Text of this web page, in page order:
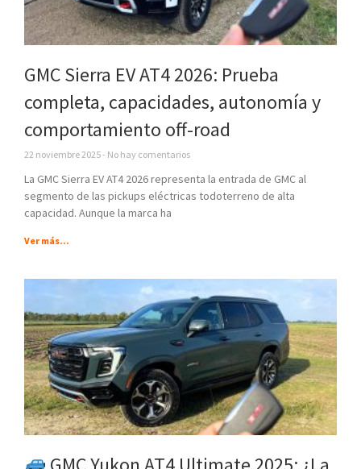
GMC Sierra EV AT4 2026: Prueba
completa, capacidades, autonomía y
comportamiento off-road
22 noviembre 2025 No hay comentarios
La GMC Sierra EV AT4 2026 representa la entrada de GMC al
segmento de las pickups eléctricas todoterreno de alta
capacidad. Aunque la marca ha
Ver más...